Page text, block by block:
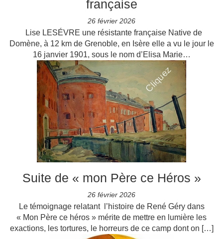
française
26 février 2026
Lise LESÉVRE une résistante française Native de
Domène, à 12 km de Grenoble, en Isère elle a vu le jour le
16 janvier 1901, sous le nom d’Elisa Marie…
Suite de « mon Père ce Héros »
26 février 2026
Le témoignage relatant l’histoire de René Géry dans
« Mon Père ce héros » mérite de mettre en lumière les
exactions, les tortures, le horreurs de ce camp dont on […]